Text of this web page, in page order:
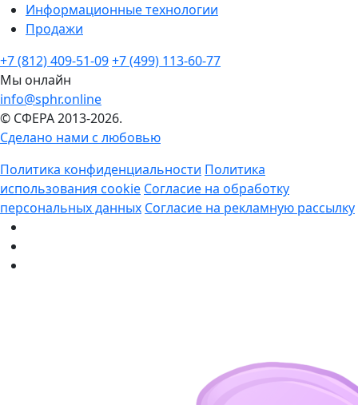
Информационные технологии
Продажи
+7 (812) 409-51-09+7 (499) 113-60-77
Мы онлайн
info@sphr.online
© СФЕРА 2013-2026.
Сделано нами с любовью
Политика конфиденциальности Политика
использования cookie Согласие на обработку
персональных данных Согласие на рекламную рассылку